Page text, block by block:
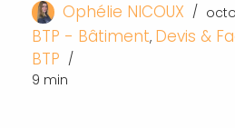
Ophélie NICOUX
BTP - Bâtiment, Devis &
BTP
9 min